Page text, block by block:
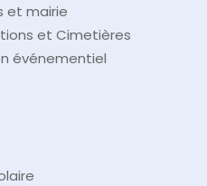
et mairie
et Cimetières
événementiel